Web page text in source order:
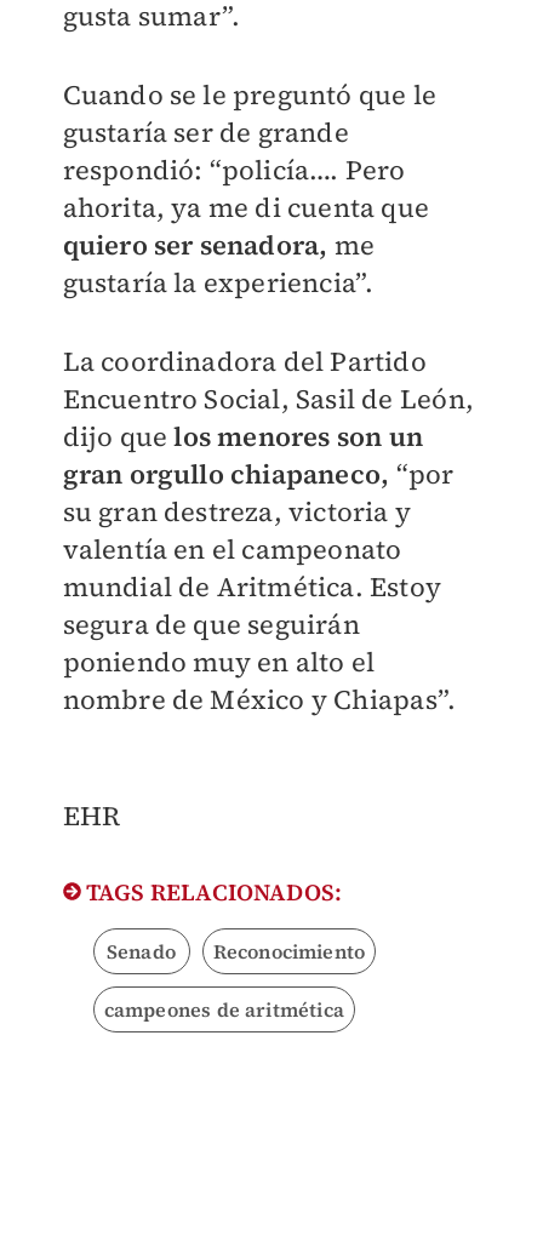
gusta sumar”.
Cuando se le preguntó que le
gustaría ser de grande
respondió: “policía…. Pero
ahorita, ya me di cuenta que
quiero ser senadora, me
gustaría la experiencia”.
La coordinadora del Partido
Encuentro Social, Sasil de León,
dijo que los menores son un
gran orgullo chiapaneco, “por
su gran destreza, victoria y
valentía en el campeonato
mundial de Aritmética. Estoy
segura de que seguirán
poniendo muy en alto el
nombre de México y Chiapas”.
EHR
TAGS RELACIONADOS:
Senado Reconocimiento
campeones de aritmética